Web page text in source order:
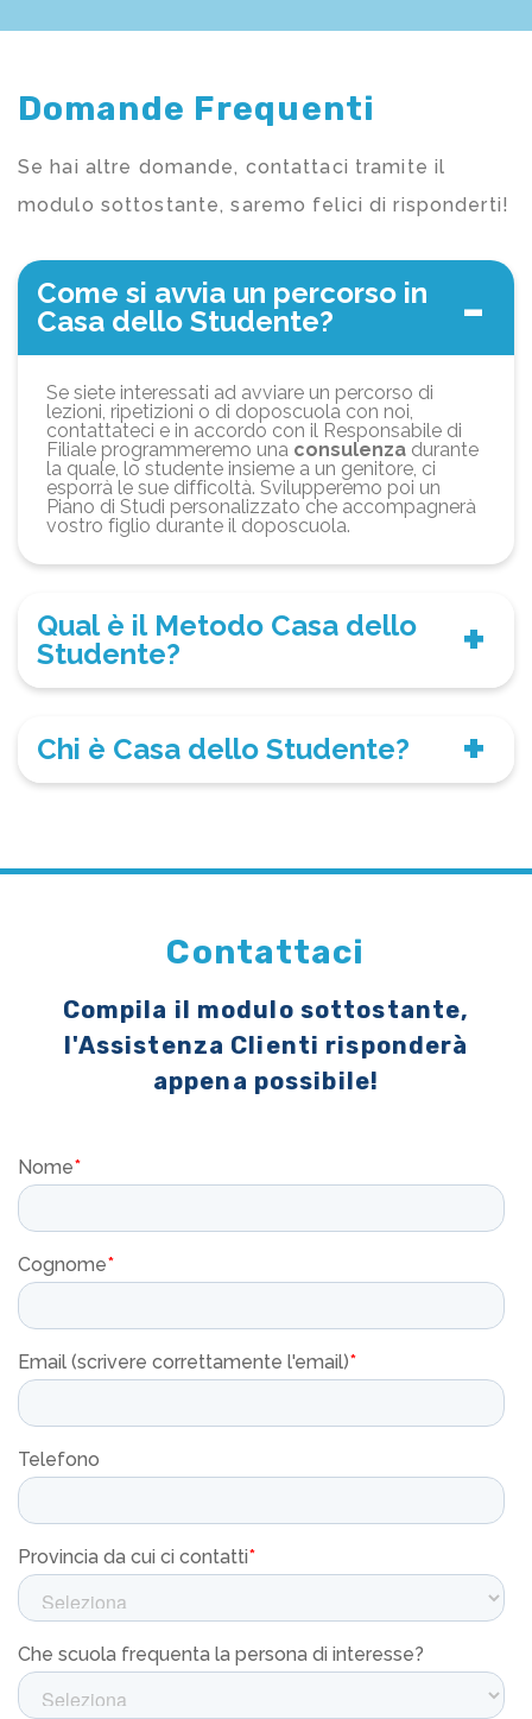
Domande Frequenti
Se hai altre domande, contattaci tramite il
modulo sottostante, saremo felici di risponderti!
Come si avvia un percorso in
Casa dello Studente?
Se siete interessati ad avviare un percorso di
lezioni, ripetizioni o di doposcuola con noi,
contattateci e in accordo con il Responsabile di
Filiale programmeremo una consulenza durante
la quale, lo studente insieme a un genitore, ci
esporrà le sue difficoltà. Svilupperemo poi un
Piano di Studi personalizzato che accompagnerà
vostro figlio durante il doposcuola.
Qual è il Metodo Casa dello
Studente?
Chi è Casa dello Studente?
Contattaci
Compila il modulo sottostante,
l'Assistenza Clienti risponderà
appena possibile!